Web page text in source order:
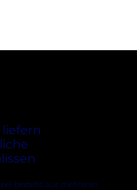
liefern
besteht aus mehreren